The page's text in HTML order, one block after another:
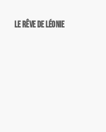
Le rêve de Léonie